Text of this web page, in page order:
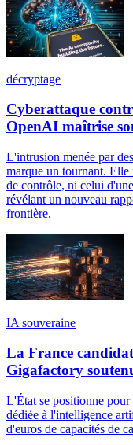
décryptage
Cyberattaque
OpenAI maîtrise
L'intrusion menée par
marque un tournant.
de contrôle, ni celui
révélant un nouveau
frontière.
IA souveraine
La France
Gigafactory
L'État se positionne
dédiée à l'intelligence
d'euros de capacités de